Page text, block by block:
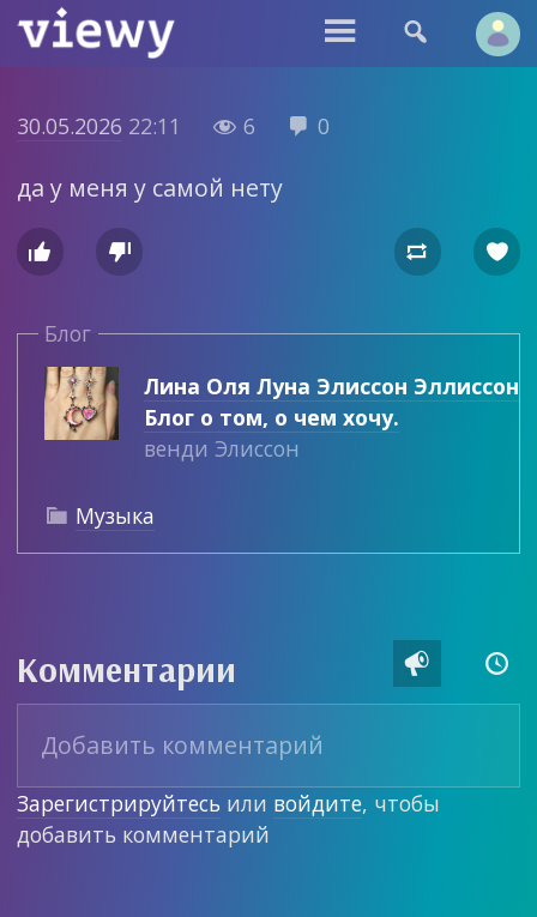
 
30.05.2026 22:11  6  0
да у меня у самой нету
   
Блог
Лина Оля Луна Элиссон Эллиссон
Блог о том, о чем хочу.
венди Элиссон
 Музыка
Комментарии  
Зарегистрируйтесь или войдите, чтобы
добавить комментарий